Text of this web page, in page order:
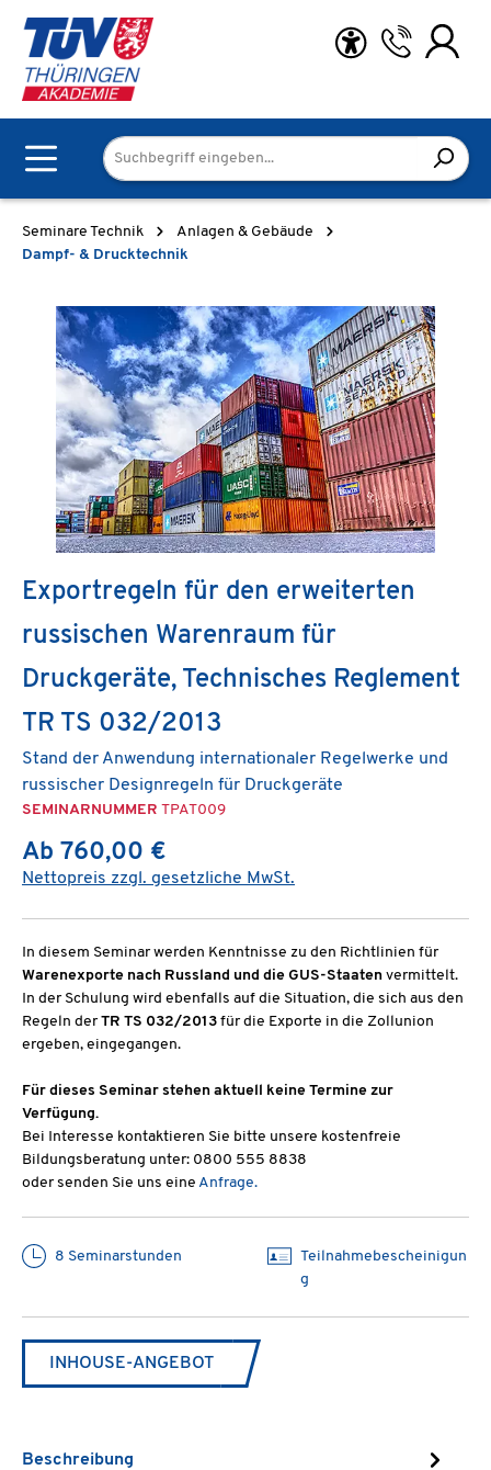
Zum Hauptinhalt springen
Seminare Technik
Anlagen & Gebäude
Dampf- & Drucktechnik
Bildergalerie überspringen
Exportregeln für den erweiterten
russischen Warenraum für
Druckgeräte, Technisches Reglement
TR TS 032/2013
Stand der Anwendung internationaler Regelwerke und
russischer Designregeln für Druckgeräte
SEMINARNUMMER TPAT009
Ab 760,00 €
Nettopreis zzgl. gesetzliche MwSt.
In diesem Seminar werden Kenntnisse zu den Richtlinien für
Warenexporte nach Russland und die GUS-Staaten vermittelt.
In der Schulung wird ebenfalls auf die Situation, die sich aus den
Regeln derTR TS 032/2013 für die Exporte in die Zollunion
ergeben, eingegangen.
Für dieses Seminar stehen aktuell keine Termine zur
Verfügung.
Bei Interesse kontaktieren Sie bitte unsere kostenfreie
Bildungsberatung unter: 0800 555 8838
oder senden Sie uns eine Anfrage.
8 Seminarstunden
Teilnahmebescheinigun
g
INHOUSE-ANGEBOT
Beschreibung